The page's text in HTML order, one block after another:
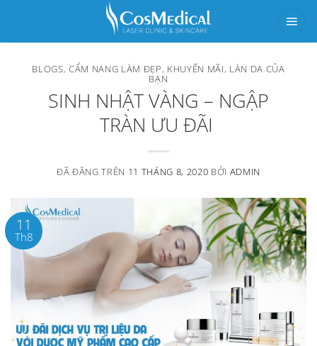
BLOGS, CẨM NANG LÀM ĐẸP, KHUYẾN MÃI, LÀN DA CỦA
BẠN
SINH NHẬT VÀNG – NGẬP
TRÀN ƯU ĐÃI
ĐÃ ĐĂNG TRÊN 11 THÁNG 8, 2020 BỞI ADMIN
11
Th8